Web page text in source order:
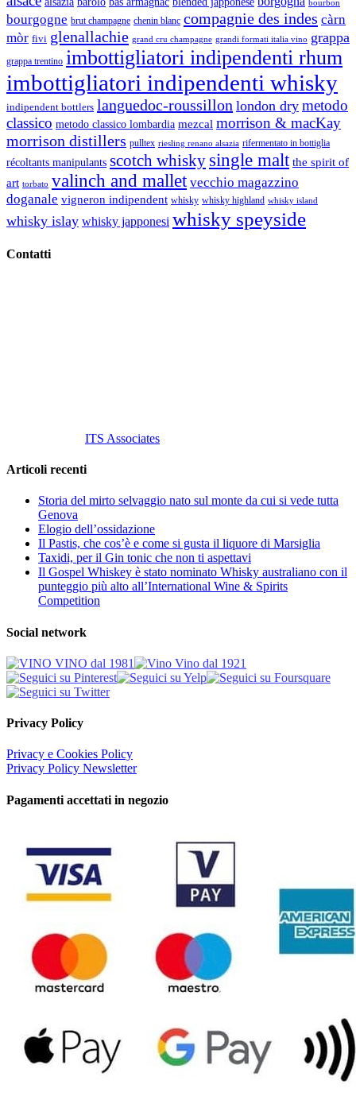
bourbon
bourgogne brut champagne chenin blanc compagnie des indes càrn
mòr fivi glenallachie grand cru champagne grandi formati italia vino grappa
grappa trentino imbottigliatori indipendenti rhum
imbottigliatori indipendenti whisky
indipendent bottlers languedoc-roussillon london dry metodo
classico metodo classico lombardia mezcal morrison & macKay
morrison distillers pulltex riesling renano alsazia rifermentato in bottiglia
récoltants manipulants scotch whisky single malt the spirit of
art torbato valinch and mallet vecchio magazzino
doganale vigneron indipendent whisky whisky highland whisky island
whisky islay whisky japponesi whisky speyside
Contatti
ITS Associates
Articoli recenti
Storia del mirto selvaggio nato sul monte da cui si vede tutta
Genova
Elogio dell’ossidazione
Il Pastis, che cos’è e come si gusta il liquore di Marsiglia
Taxidi, per il Gin tonic che non ti aspettavi
Il Gospel Whiskey è stato nominato Whisky australiano con il
punteggio più alto all’International Wine & Spirits
Competition
Social network
Privacy Policy
Privacy e Cookies Policy
Privacy Policy Newsletter
Pagamenti accettati in negozio